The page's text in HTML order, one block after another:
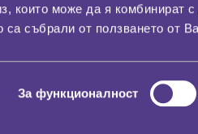
които може да я комбинират
събрали от ползването от
За функционалност
За нас
Гаранция